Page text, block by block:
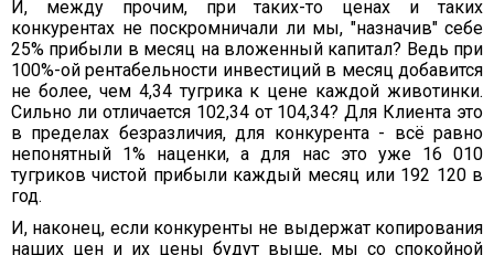
И, между прочим, при таких-то ценах и таких
конкурентах не поскромничали ли мы, "назначив" себе
25% прибыли в месяц на вложенный капитал? Ведь при
100%-ой рентабельности инвестиций в месяц добавится
не более, чем 4,34 тугрика к цене каждой животинки.
Сильно ли отличается 102,34 от 104,34? Для Клиента это
в пределах безразличия, для конкурента - всё равно
непонятный 1% наценки, а для нас это уже 16 010
тугриков чистой прибыли каждый месяц или 192 120 в
год.
И, наконец, если конкуренты не выдержат копирования
наших цен и их цены будут выше, мы со спокойной